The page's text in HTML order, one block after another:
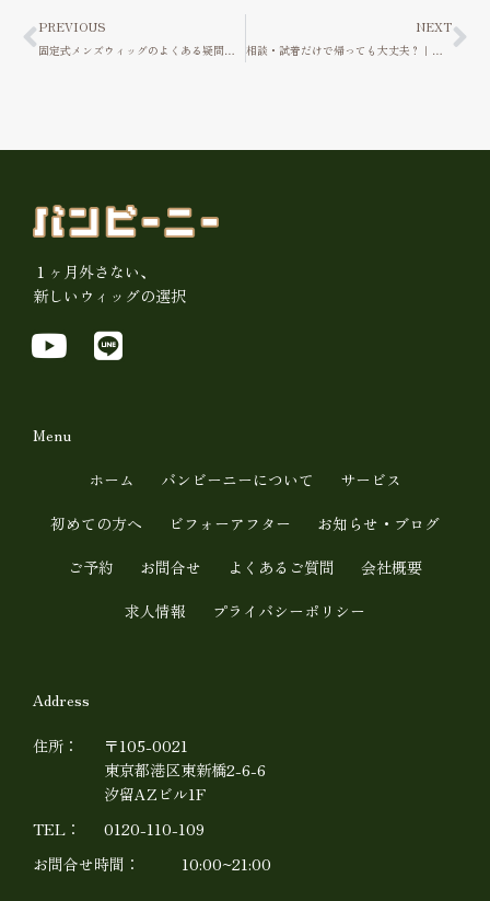
Prev
PREVIOUS
固定式メンズウィッグのよくある疑問に正直に答えます｜総まとめQ&A
NEXT
相談・試着だけで帰っても大丈夫？｜ウィッグ屋が正直にお答えします
１ヶ月外さない、
新しいウィッグの選択
Y
t
b
e
L
Menu
ホーム バンビーニーについて
サービス
初めての方へ
ビフォーアフター
お知らせ・ブログ
ご予約
お問合せ よくあるご質問
会社概要
求人情報
プライバシーポリシー
Address
住所：
〒105-0021
東京都港区東新橋2-6-6
汐留AZビル1F
TEL：
0120-110-109
お問合せ時間：
10:00~21:00